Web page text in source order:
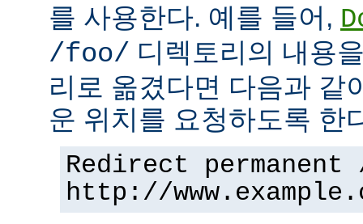
를 사용한다. 예를 들어,
/foo/ 디렉토리의 내용
리로 옮겼다면 다음과 같
운 위치를 요청하도록 한
Redirect
http://